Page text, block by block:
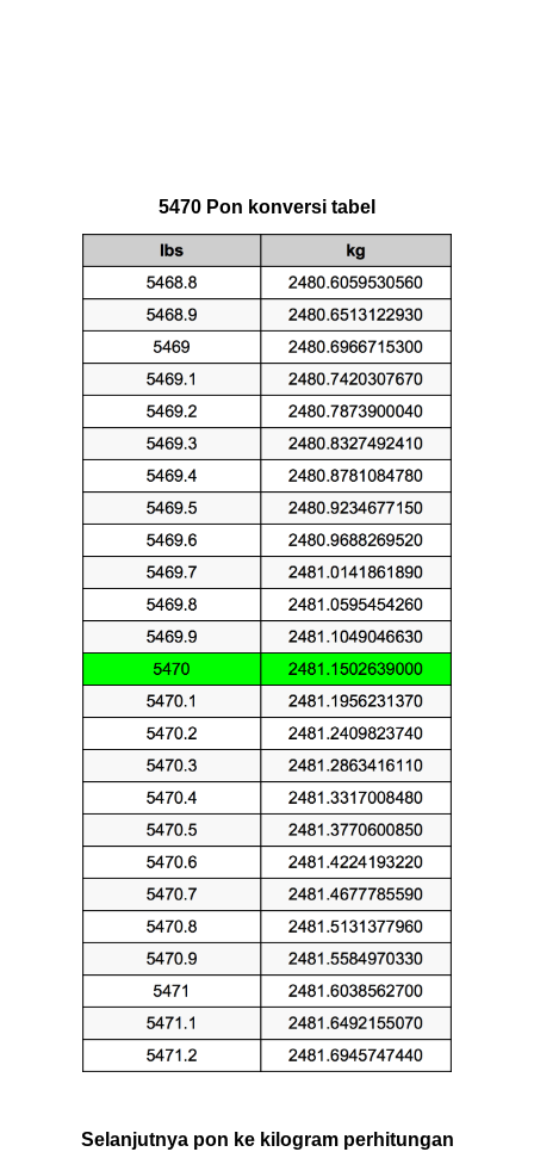
5470 Pon konversi tabel
Selanjutnya pon ke kilogram perhitungan